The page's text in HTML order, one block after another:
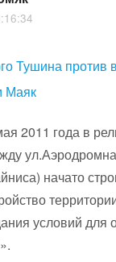
Тушина против
Маяк
2011 года в
начато
условий для